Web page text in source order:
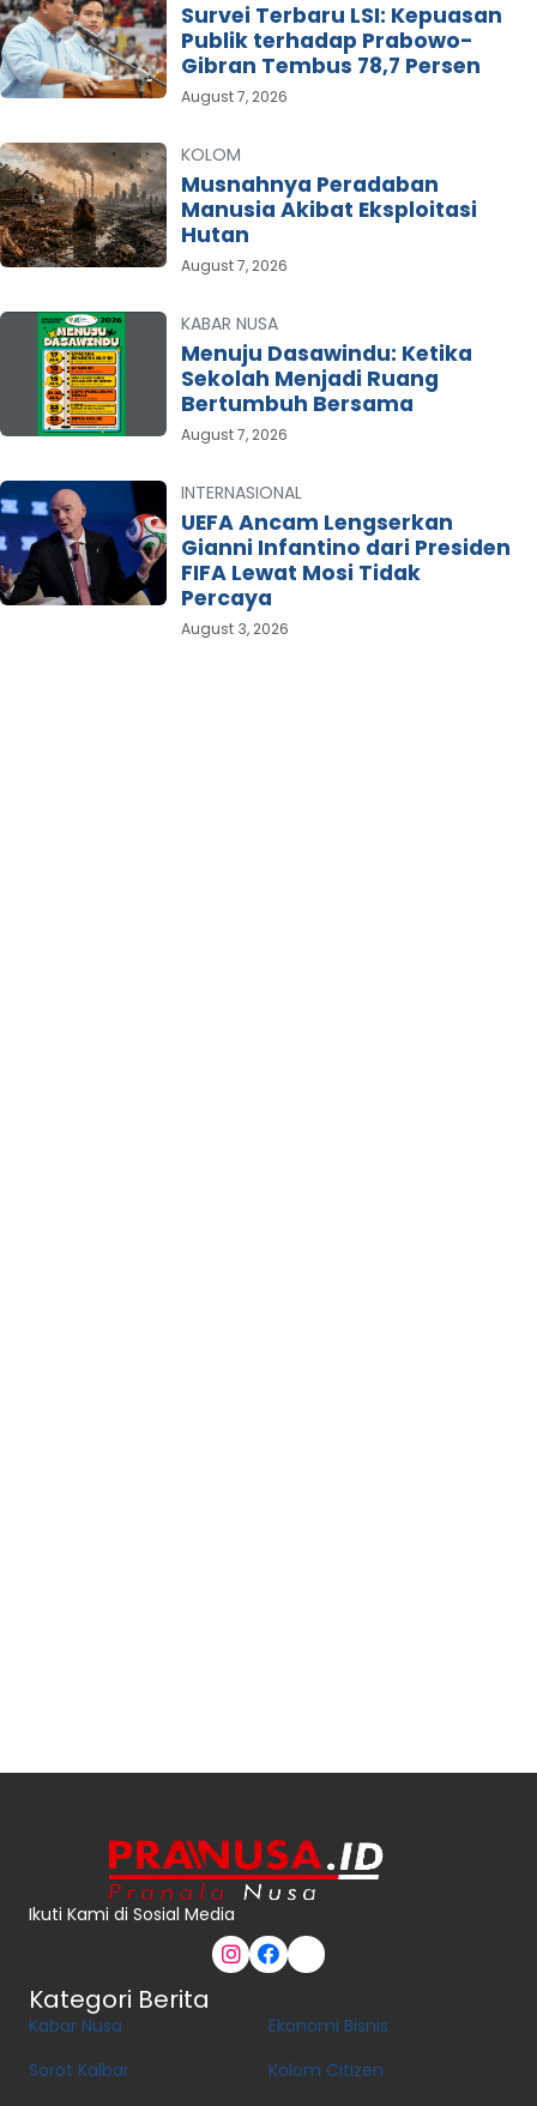
Survei Terbaru LSI: Kepuasan
Publik terhadap Prabowo-
Gibran Tembus 78,7 Persen
August 7, 2026
KOLOM
Musnahnya Peradaban
Manusia Akibat Eksploitasi
Hutan
August 7, 2026
KABAR NUSA
Menuju Dasawindu: Ketika
Sekolah Menjadi Ruang
Bertumbuh Bersama
August 7, 2026
INTERNASIONAL
UEFA Ancam Lengserkan
Gianni Infantino dari Presiden
FIFA Lewat Mosi Tidak
Percaya
August 3, 2026
Ikuti Kami di Sosial Media
Kategori Berita
Kabar Nusa
Sorot Kalbar
Ekonomi Bisnis
Kolom Citizen